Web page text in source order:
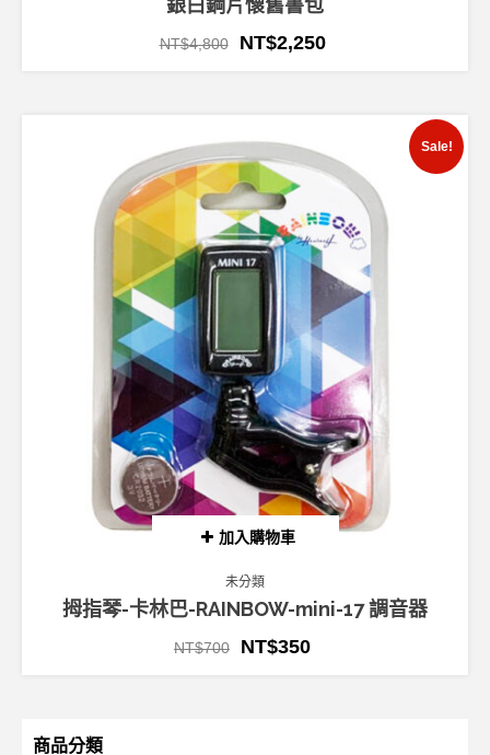
NT$4,800 NT$2,250
加入購物車
Sale!
未分類
拇指琴-卡林巴-RAINBOW-mini-17 調音器
NT$700 NT$350
商品分類